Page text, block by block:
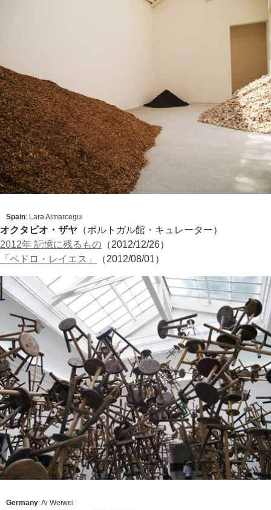
Spain: Lara Almarcegui
オクタビオ・ザヤ （ポルトガル館・キュレーター）
2012年 記憶に残るもの （2012/12/26）
「ペドロ・レイエス」
（2012/08/01）
Germany: Ai Weiwei